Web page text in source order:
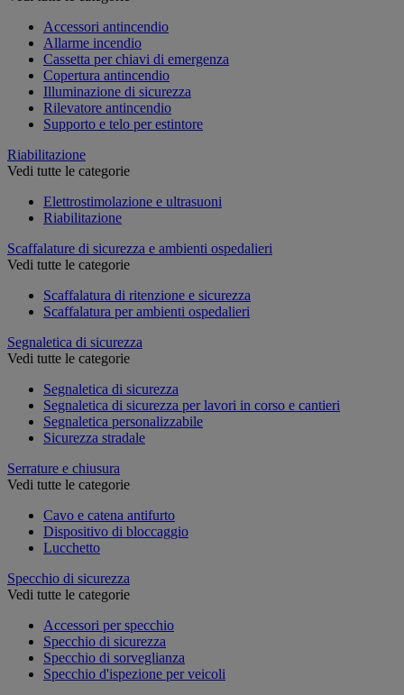
Accessori antincendio
Allarme incendio
Cassetta per chiavi di emergenza
Copertura antincendio
Illuminazione di sicurezza
Rilevatore antincendio
Supporto e telo per estintore
Riabilitazione
Vedi tutte le categorie
Elettrostimolazione e ultrasuoni
Riabilitazione
Scaffalature di sicurezza e ambienti ospedalieri
Vedi tutte le categorie
Scaffalatura di ritenzione e sicurezza
Scaffalatura per ambienti ospedalieri
Segnaletica di sicurezza
Vedi tutte le categorie
Segnaletica di sicurezza
Segnaletica di sicurezza per lavori in corso e cantieri
Segnaletica personalizzabile
Sicurezza stradale
Serrature e chiusura
Vedi tutte le categorie
Cavo e catena antifurto
Dispositivo di bloccaggio
Lucchetto
Specchio di sicurezza
Vedi tutte le categorie
Accessori per specchio
Specchio di sicurezza
Specchio di sorveglianza
Specchio d'ispezione per veicoli